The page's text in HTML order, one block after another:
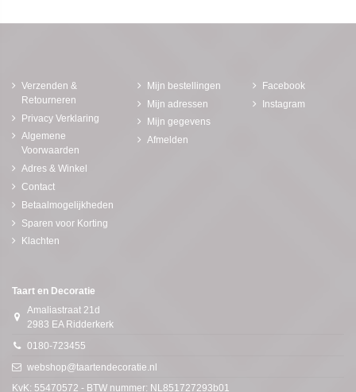
Verzenden &
Retourneren
Privacy Verklaring
Algemene
Voorwaarden
Adres & Winkel
Contact
Betaalmogelijkheden
Sparen voor Korting
Klachten
Mijn bestellingen
Mijn adressen
Mijn gegevens
Afmelden
Facebook
Instagram
Taart en Decoratie
Amaliastraat 21d
2983 EA Ridderkerk
0180-723455
webshop@taartendecoratie.nl
KvK: 55470572 - BTW nummer: NL851727293b01